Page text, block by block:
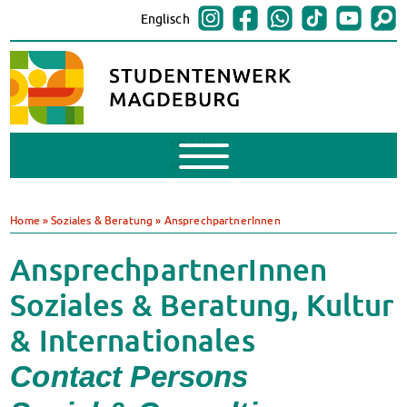
Englisch
Mobile
Menu
BAföG beantragen
BAföG-FAQs
BAföG-Sprechstunden
Kredite & Stipendien
AnsprechpartnerInnen
Mensen & Cafeterien
Heute in unseren Mensen
Home »Soziales & Beratung » AnsprechpartnerInnen
AnsprechpartnerInnen
Soziales & Beratung, Kultur
& Internationales
Contact Persons